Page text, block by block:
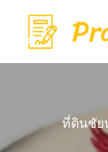
content
ที่ดินชัย